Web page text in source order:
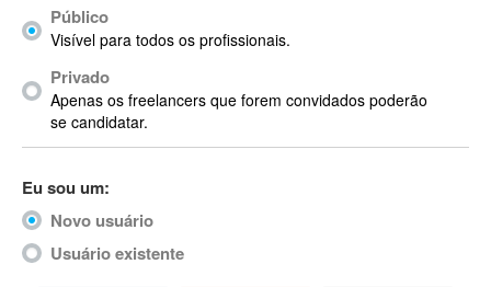
ACPI
Acrobat
Acrobat X
Acronis
ACT
Actimize
ActionScript
ActionScript 3
Público
Visível para todos os profissionais.
Privado
Apenas os freelancers que forem convidados poderão
se candidatar.
Eu sou um:
Novo usuário
Usuário existente